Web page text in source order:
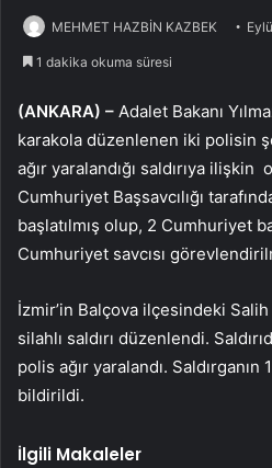
MEHMET HAZBİN KAZBEK
1 dakika okuma süresi
(ANKARA) – Adalet Bakanı
karakola düzenlenen iki polisin
ağır yaralandığı saldırıya
Cumhuriyet Başsavcılığı
başlatılmış olup, 2 Cumhuriyet
Cumhuriyet savcısı
İzmir’in Balçova ilçesindeki
silahlı saldırı düzenlendi.
polis ağır yaralandı. Saldırganın
bildirildi.
İlgili Makaleler